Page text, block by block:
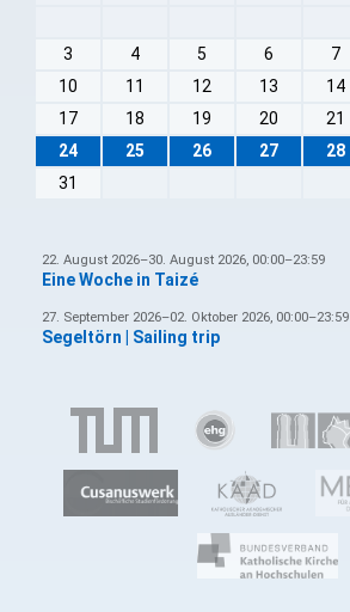
3
4 5 6 7
10
11 12 13 14
17
18 19 20 21
24
25 26 27 28
31
22. August 2026–30. August 2026, 00:00–23:59
Eine Woche in Taizé
27. September 2026–02. Oktober 2026, 00:00–23:59
Segeltörn | Sailing trip